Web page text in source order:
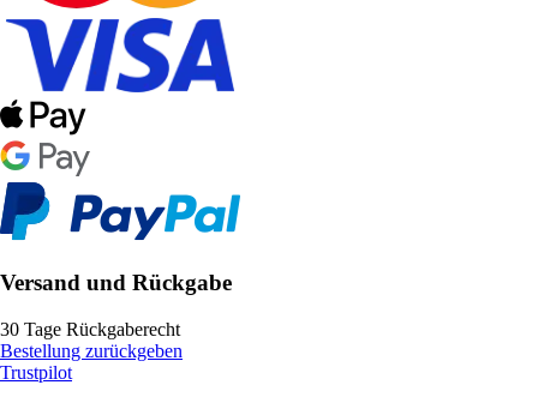
Versand und Rückgabe
30 Tage Rückgaberecht
Bestellung zurückgeben
Trustpilot